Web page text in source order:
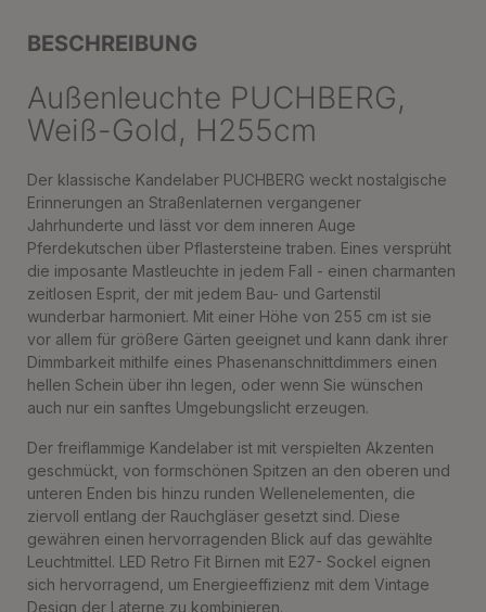
BESCHREIBUNG
Außenleuchte PUCHBERG,
Weiß-Gold, H255cm
Der klassische Kandelaber PUCHBERG weckt nostalgische
Erinnerungen an Straßenlaternen vergangener
Jahrhunderte und lässt vor dem inneren Auge
Pferdekutschen über Pflastersteine traben. Eines versprüht
die imposante Mastleuchte in jedem Fall - einen charmanten
zeitlosen Esprit, der mit jedem Bau- und Gartenstil
wunderbar harmoniert. Mit einer Höhe von 255 cm ist sie
vor allem für größere Gärten geeignet und kann dank ihrer
Dimmbarkeit mithilfe eines Phasenanschnittdimmers einen
hellen Schein über ihn legen, oder wenn Sie wünschen
auch nur ein sanftes Umgebungslicht erzeugen.
Der freiflammige Kandelaber ist mit verspielten Akzenten
geschmückt, von formschönen Spitzen an den oberen und
unteren Enden bis hinzu runden Wellenelementen, die
ziervoll entlang der Rauchgläser gesetzt sind. Diese
gewähren einen hervorragenden Blick auf das gewählte
Leuchtmittel. LED Retro Fit Birnen mit E27- Sockel eignen
sich hervorragend, um Energieeffizienz mit dem Vintage
Design der Laterne zu kombinieren.